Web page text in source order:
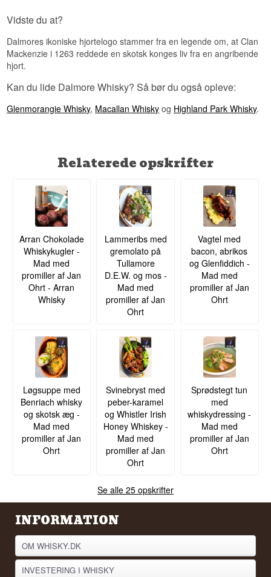
Vidste du at?
Dalmores ikoniske hjortelogo stammer fra en legende om, at Clan
Mackenzie i 1263 reddede en skotsk konges liv fra en angribende
hjort.
Kan du lide Dalmore Whisky? Så bør du også opleve:
Glenmorangie Whisky, Macallan Whisky og Highland Park Whisky.
Relaterede opskrifter
Arran Chokolade
Whiskykugler -
Mad med
promiller af Jan
Ohrt - Arran
Whisky
Lammeribs med
gremolato på
Tullamore
D.E.W. og mos -
Mad med
promiller af Jan
Ohrt
Vagtel med
bacon, abrikos
og Glenfiddich -
Mad med
promiller af Jan
Ohrt
Løgsuppe med
Benriach whisky
og skotsk æg -
Mad med
promiller af Jan
Ohrt
Svinebryst med
peber-karamel
og Whistler Irish
Honey Whiskey -
Mad med
promiller af Jan
Ohrt
Sprødstegt tun
med
whiskydressing -
Mad med
promiller af Jan
Ohrt
Se alle 25 opskrifter
INFORMATION
OM WHISKY.DK
INVESTERING I WHISKY